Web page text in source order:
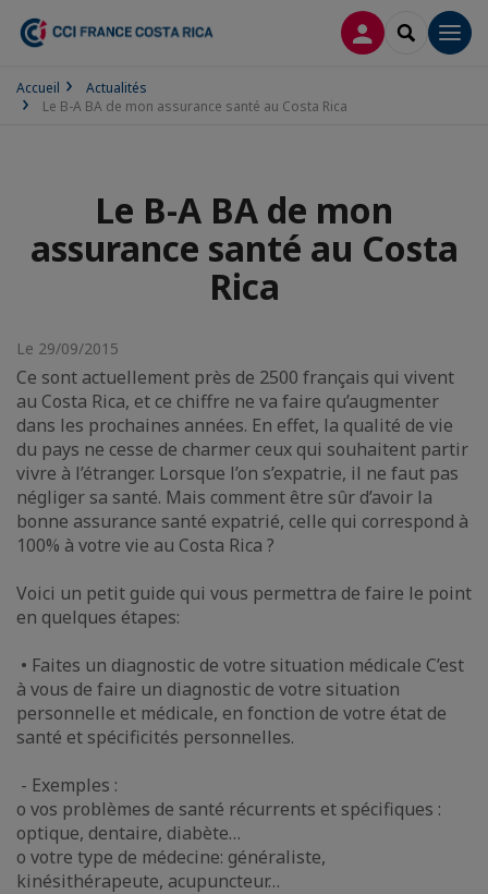
CONNEXION
Accueil
Actualités
Le B-A BA de mon assurance santé au Costa Rica
Le B-A BA de mon
assurance santé au Costa
Rica
Le 29/09/2015
Ce sont actuellement près de 2500 français qui vivent
au Costa Rica, et ce chiffre ne va faire qu’augmenter
dans les prochaines années. En effet, la qualité de vie
du pays ne cesse de charmer ceux qui souhaitent partir
vivre à l’étranger. Lorsque l’on s’expatrie, il ne faut pas
négliger sa santé. Mais comment être sûr d’avoir la
bonne assurance santé expatrié, celle qui correspond à
100% à votre vie au Costa Rica ?
Voici un petit guide qui vous permettra de faire le point
en quelques étapes:
• Faites un diagnostic de votre situation médicale C’est
à vous de faire un diagnostic de votre situation
personnelle et médicale, en fonction de votre état de
santé et spécificités personnelles.
- Exemples :
o vos problèmes de santé récurrents et spécifiques :
optique, dentaire, diabète…
o votre type de médecine: généraliste,
kinésithérapeute, acupuncteur…